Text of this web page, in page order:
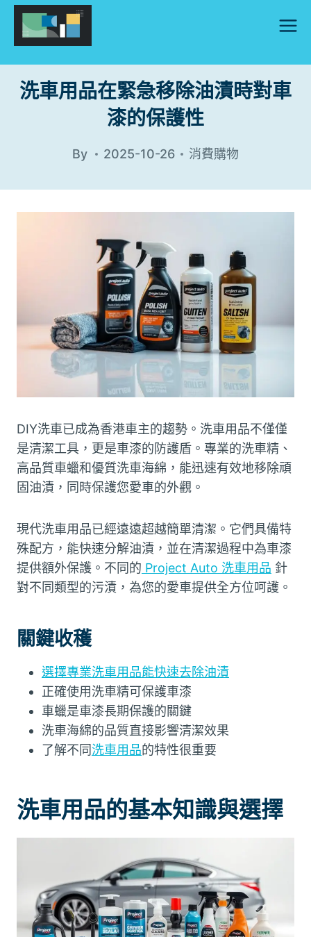
Skip
content
洗車用品在緊急移除油漬時對車
漆的保護性
By 2025-10-26 消費購物
DIY洗車已成為香港車主的趨勢。洗車用品不僅僅
是清潔工具，更是車漆的防護盾。專業的洗車精、
高品質車蠟和優質洗車海綿，能迅速有效地移除頑
固油漬，同時保護您愛車的外觀。
現代洗車用品已經遠遠超越簡單清潔。它們具備特
殊配方，能快速分解油漬，並在清潔過程中為車漆
提供額外保護。不同的 Project Auto 洗車用品 針
對不同類型的污漬，為您的愛車提供全方位呵護。
關鍵收穫
選擇專業洗車用品能快速去除油漬
正確使用洗車精可保護車漆
車蠟是車漆長期保護的關鍵
洗車海綿的品質直接影響清潔效果
了解不同洗車用品的特性很重要
洗車用品的基本知識與選擇